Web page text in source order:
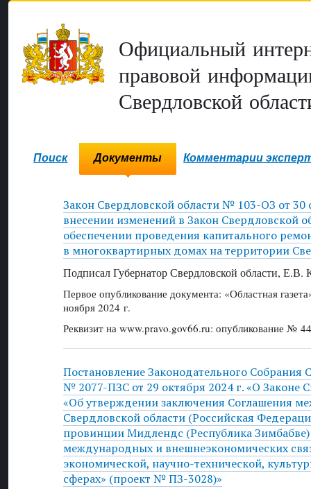
Официальный
правовой
Свердловской
Поиск Документы Комментарии
Закон Свердловской области № 103-ОЗ от 30
внесении изменений в Закон Свердловской
обеспечении проведения капитального
в многоквартирных домах на территории
Подписал Губернатор Свердловской области, Е.В.
Первое опубликование документа: «Областная
ноября 2024 г.
Реквизит на www.pravo.gov66.ru: опубликование №
Постановление Законодательного Собрания
№ 2077-ПЗС от 29 октября 2024 г. «О Законе
«Об утверждении заключения Соглашения
Свердловской области (Российская
провинции Мидлендс (Республика
международных и внешнеэкономических
экономической, научно-технической,
сферах» (проект № ПЗ-3028)»